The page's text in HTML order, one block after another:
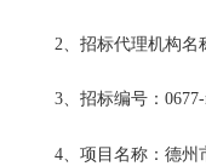
2、招标代理机构名
3、招标编号：
4、项目名称：德州